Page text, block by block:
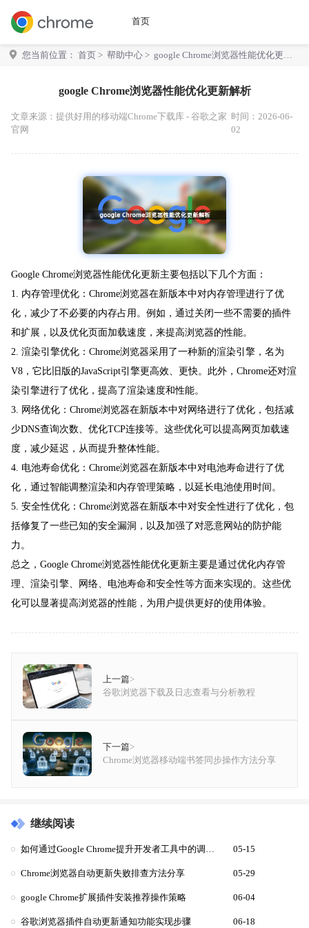
首页
您当前位置： 首页 > 帮助中心 > google Chrome浏览器性能优化更新
google Chrome浏览器性能优化更新解析
文章来源： 提供好用的移动端Chrome下载库 - 谷歌之家
官网
时间：2026-06-
02
Google Chrome浏览器性能优化更新主要包括以下几个方面：
1. 内存管理优化：Chrome浏览器在新版本中对内存管理进行了优
化，减少了不必要的内存占用。例如，通过关闭一些不需要的插件
和扩展，以及优化页面加载速度，来提高浏览器的性能。
2. 渲染引擎优化：Chrome浏览器采用了一种新的渲染引擎，名为
V8，它比旧版的JavaScript引擎更高效、更快。此外，Chrome还对渲
染引擎进行了优化，提高了渲染速度和性能。
3. 网络优化：Chrome浏览器在新版本中对网络进行了优化，包括减
少DNS查询次数、优化TCP连接等。这些优化可以提高网页加载速
度，减少延迟，从而提升整体性能。
4. 电池寿命优化：Chrome浏览器在新版本中对电池寿命进行了优
化，通过智能调整渲染和内存管理策略，以延长电池使用时间。
5. 安全性优化：Chrome浏览器在新版本中对安全性进行了优化，包
括修复了一些已知的安全漏洞，以及加强了对恶意网站的防护能
力。
总之，Google Chrome浏览器性能优化更新主要是通过优化内存管
理、渲染引擎、网络、电池寿命和安全性等方面来实现的。这些优
化可以显著提高浏览器的性能，为用户提供更好的使用体验。
上一篇>
谷歌浏览器下载及日志查看与分析教程
下一篇>
Chrome浏览器移动端书签同步操作方法分享
继续阅读
05-15
Chrome浏览器自动更新失败排查方法分享 05-29
google Chrome扩展插件安装推荐操作策略 06-04
谷歌浏览器插件自动更新通知功能实现步骤 06-18